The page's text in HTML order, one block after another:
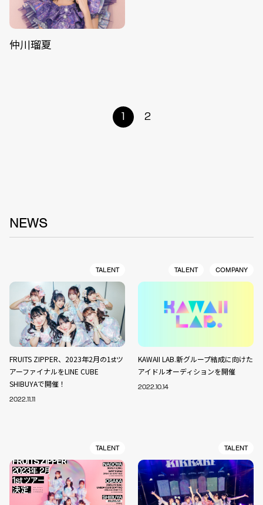
仲川瑠夏
1 2
NEWS
TALENT
FRUITS ZIPPER、2023年2月の1stツ
アーファイナルをLINE CUBE
SHIBUYAで開催！
2022.11.11
TALENT COMPANY
KAWAII LAB.新グループ結成に向けた
アイドルオーディションを開催
2022.10.14
TALENT TALENT